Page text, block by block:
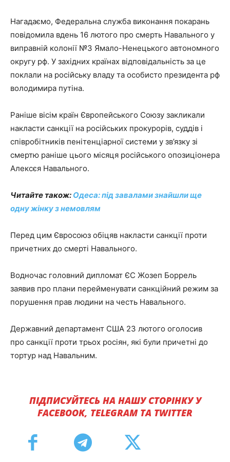
Нагадаємо, Федеральна служба виконання покарань
повідомила вдень 16 лютого про смерть Навального у
виправній колонії №3 Ямало-Ненецького автономного
округу рф. У західних країнах відповідальність за це
поклали на російську владу та особисто президента рф
володимира путіна.
Раніше вісім країн Європейського Союзу закликали
накласти санкції на російських прокурорів, суддів і
співробітників пенітенціарної системи у зв’язку зі
смертю раніше цього місяця російського опозиціонера
Алексєя Навального.
Читайте також: Одеса: під завалами знайшли ще
одну жінку з немовлям
Перед цим Євросоюз обіцяв накласти санкції проти
причетних до смерті Навального.
Водночас головний дипломат ЄС Жозеп Боррель
заявив про плани перейменувати санкційний режим за
порушення прав людини на честь Навального.
Державний департамент США 23 лютого оголосив
про санкції проти трьох росіян, які були причетні до
тортур над Навальним.
ПІДПИСУЙТЕСЬ НА НАШУ СТОРІНКУ У
FACEBOOK, TELEGRAM ТА TWITTER